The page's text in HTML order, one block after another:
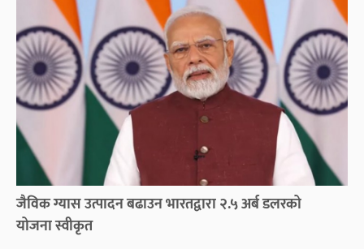
जैविक ग्यास उत्पादन बढाउन भारतद्वारा २.५ अर्ब डलरको
योजना स्वीकृत